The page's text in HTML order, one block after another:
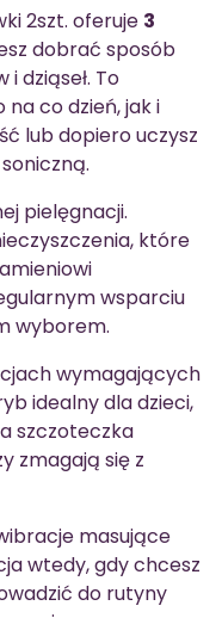
2szt. oferuje 3
dobrać sposób
dziąseł. To
co dzień, jak i
lub dopiero uczysz
pielęgnacji.
które
wsparciu
wyborem.
wymagających
idealny dla dzieci,
szczoteczka
zmagają się z
masujące
wtedy, gdy chcesz
do rutyny